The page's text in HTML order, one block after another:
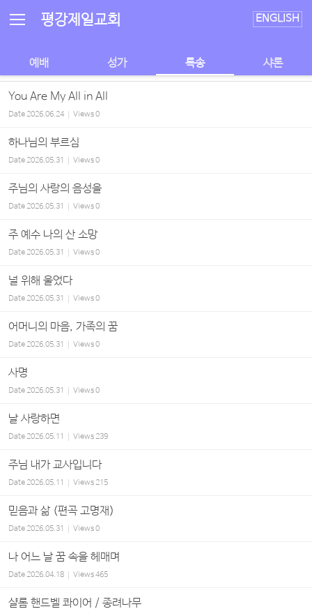
평강제일교회 ENGLISH
예배 성가 특송 샤론
You Are My All in All
Date2026.06.24 Views0
하나님의 부르심
Date2026.05.31 Views0
주님의 사랑의 음성을
Date2026.05.31 Views0
주 예수 나의 산 소망
Date2026.05.31 Views0
널 위해 울었다
Date2026.05.31 Views0
어머니의 마음, 가족의 꿈
Date2026.05.31 Views0
사명
Date2026.05.31 Views0
날 사랑하면
Date2026.05.11 Views239
주님 내가 교사입니다
Date2026.05.11 Views215
믿음과 삶 (편곡 고명재)
Date2026.05.31 Views0
나 어느 날 꿈 속을 헤매며
Date2026.04.18 Views465
샬롬 핸드벨 콰이어 / 종려나무